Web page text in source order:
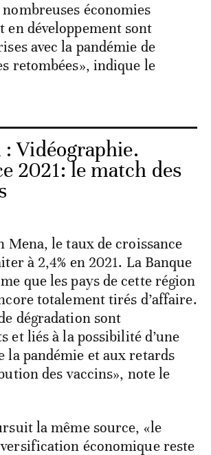
économies
en développement sont
avec la pandémie de
retombées», indique le
:Vidéographie.
2021: le match des
Mena, le taux de croissance
à 2,4% en 2021. La Banque
que les pays de cette région
totalement tirés d’affaire.
dégradation sont
et liés à la possibilité d’une
la pandémie et aux retards
des vaccins», note le
la même source, «le
économique reste